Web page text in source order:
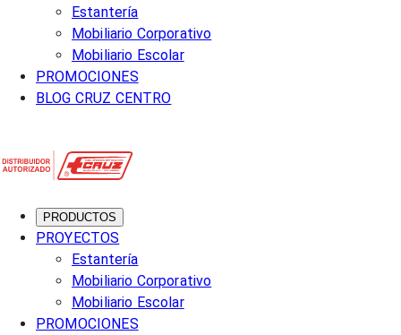
Estantería
Mobiliario Corporativo
Mobiliario Escolar
PROMOCIONES
BLOG CRUZ CENTRO
PRODUCTOS
PROYECTOS
Estantería
Mobiliario Corporativo
Mobiliario Escolar
PROMOCIONES